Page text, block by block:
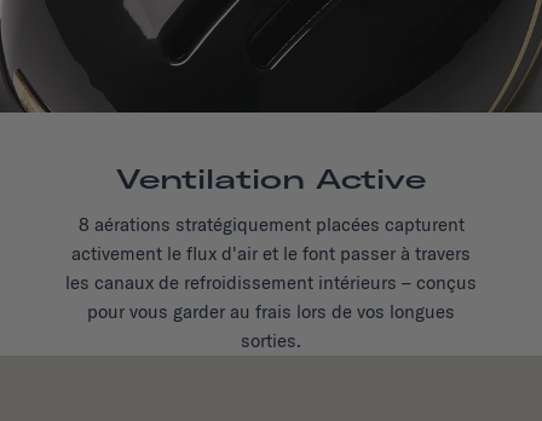
Ventilation Active
8 aérations stratégiquement placées capturent
activement le flux d'air et le font passer à travers
les canaux de refroidissement intérieurs – conçus
pour vous garder au frais lors de vos longues
sorties.